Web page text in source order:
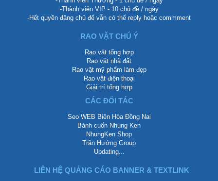
-Thành viên VIP - 10 chủ đề / ngày
-Hết quyền đăng chủ để vẫn có thể reply hoặc commment
RAO VẶT CHÚ Ý
Rao vặt tổng hợp
Rao vặt nhà đất
Rao vặt mỹ phẩm làm đẹp
Rao vặt điện thoại
Giải trí tổng hợp
CÁC ĐỐI TÁC
Seo WEB Biên Hòa Đồng Nai
Bánh cuốn Nhung Ken
NhungKen Shop
Trần Hướng Group
Updating...
LIÊN HỆ QUẢNG CÁO BANNER & TEXTLINK